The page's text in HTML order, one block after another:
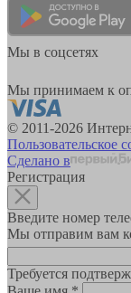
Мы в соцсетях
Мы принимаем к
© 2011-2026
Пользовательское
Сделано в
Регистрация
Введите номер
Мы отправим вам
Требуется